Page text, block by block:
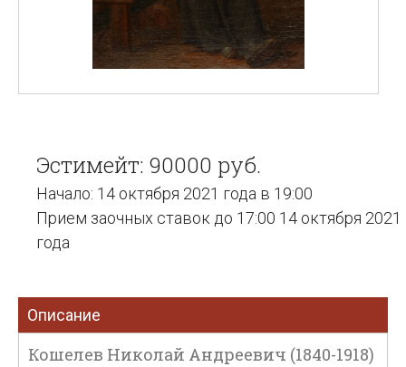
Эстимейт: 90000 руб.
Начало: 14 октября 2021 года в 19:00
Прием заочных ставок до 17:00 14 октября 2021
года
Описание
Кошелев Николай Андреевич (1840-1918)